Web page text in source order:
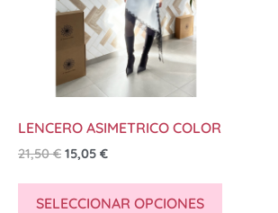
LENCERO ASIMETRICO COLOR
21,50€ 15,05 €
SELECCIONAR OPCIONES